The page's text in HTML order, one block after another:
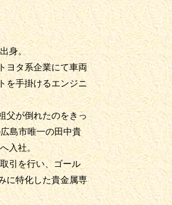
身。
ヨタ系企業にて車両
を手掛けるエンジニ
父が倒れたのをきっ
島市唯一の田中貴
入社。
引を行い、ゴール
に特化した貴金属専